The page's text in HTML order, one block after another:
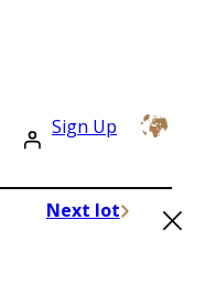
Sign Up
Next lot ×